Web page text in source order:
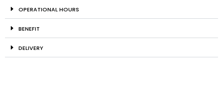
OPERATIONAL HOURS
BENEFIT
DELIVERY